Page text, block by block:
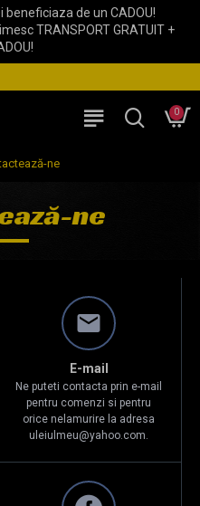
de un CADOU!
TRANSPORT GRATUIT +
0
ne
ne
E-mail
Ne puteti contacta prin e-mail
pentru comenzi si pentru
orice nelamurire la adresa
uleiulmeu@yahoo.com.